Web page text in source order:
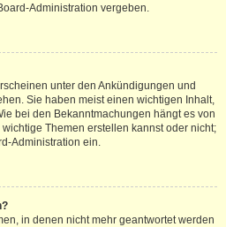
Administration vergeben.
unter den Ankündigungen und
Sie haben meist einen wichtigen Inhalt,
bei den Bekanntmachungen hängt es von
Themen erstellen kannst oder nicht;
Administration ein.
in denen nicht mehr geantwortet werden